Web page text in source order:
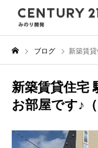
ブログ 新築賃貸
新築賃貸住宅
お部屋です♪
動
画